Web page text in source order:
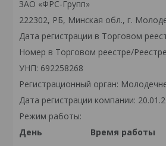
ЗАО «ФРС-Групп»
222302, РБ, Минская обл., г.
Дата регистрации в Торговом
Номер в Торговом реестре/
УНП: 692258268
Регистрационный орган:
Дата регистрации компании:
Режим работы:
День
Время работы